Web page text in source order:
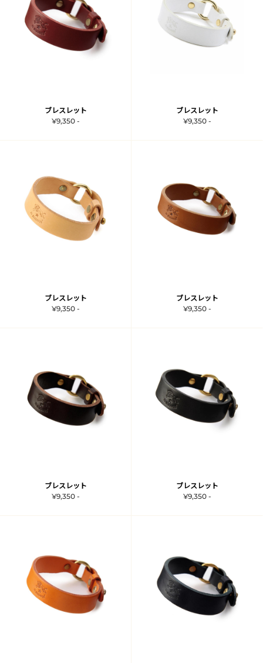
ブレスレット
¥9,350 -
ブレスレット
¥9,350 -
ブレスレット
¥9,350 -
ブレスレット
¥9,350 -
ブレスレット
¥9,350 -
ブレスレット
¥9,350 -